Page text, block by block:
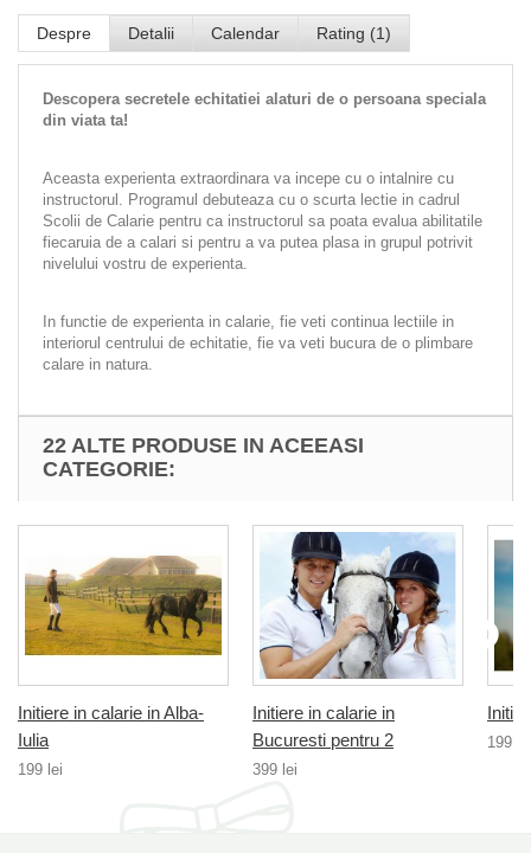
Despre Detalii Calendar Rating (1)
Descopera secretele echitatiei alaturi de o persoana speciala
din viata ta!
Aceasta experienta extraordinara va incepe cu o intalnire cu
instructorul. Programul debuteaza cu o scurta lectie in cadrul
Scolii de Calarie pentru ca instructorul sa poata evalua abilitatile
fiecaruia de a calari si pentru a va putea plasa in grupul potrivit
nivelului vostru de experienta.
In functie de experienta in calarie, fie veti continua lectiile in
interiorul centrului de echitatie, fie va veti bucura de o plimbare
calare in natura.
22 ALTE PRODUSE IN ACEEASI
CATEGORIE:
Initiere in calarie in Alba-
Iulia
199 lei
Initiere in calarie in
Bucuresti pentru 2
399 lei
199 lei